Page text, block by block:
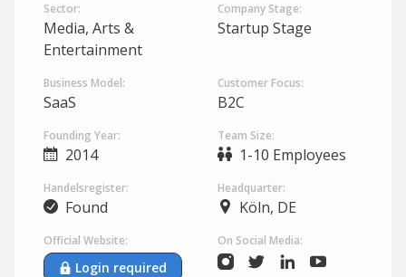
Sector:
Media, Arts &
Entertainment
Company Stage:
Startup Stage
Business Model:
SaaS
Customer Focus:
B2C
Founding Year:
2014
Team Size:
1-10 Employees
Handelsregister:
Found
Headquarter:
Köln, DE
Official Website:
Login required
On Social Media: